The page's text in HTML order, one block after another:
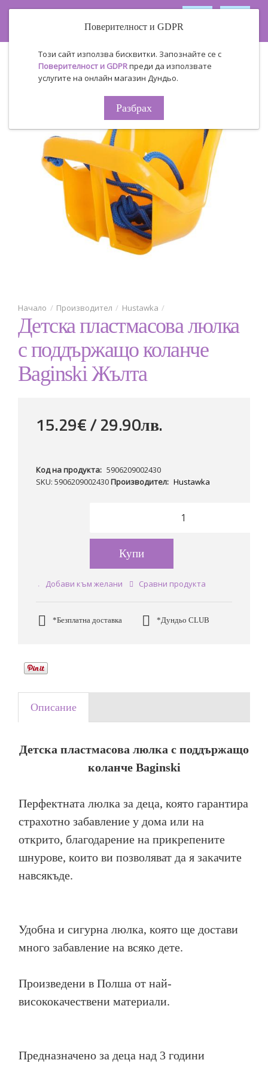
Поверителност и GDPR
Този сайт използва бисквитки. Запознайте се с
Поверителност и GDPRпреди да използвате
услугите на онлайн магазин Дундьо.
Разбрах
Производител Hustawka
Детска пластмасова люлка
с поддържащо коланче
Baginski Жълта
15.29€ / 29.90лв.
Код на продукта: 5906209002430
SKU: 5906209002430Производител: Hustawka
Купи
Добави към желани Сравни продукта
*Безплатна доставка *Дундьо CLUB
Описание
Детска пластмасова люлка с поддържащо
коланче Baginski
Перфектната люлка за деца, която гарантира
страхотно забавление у дома или на
открито, благодарение на прикрепените
шнурове, които ви позволяват да я закачите
навсякъде.
Удобна и сигурна люлка, която ще достави
много забавление на всяко дете.
Произведени в Полша от най-
висококачествени материали.
Предназначено за деца над 3 години